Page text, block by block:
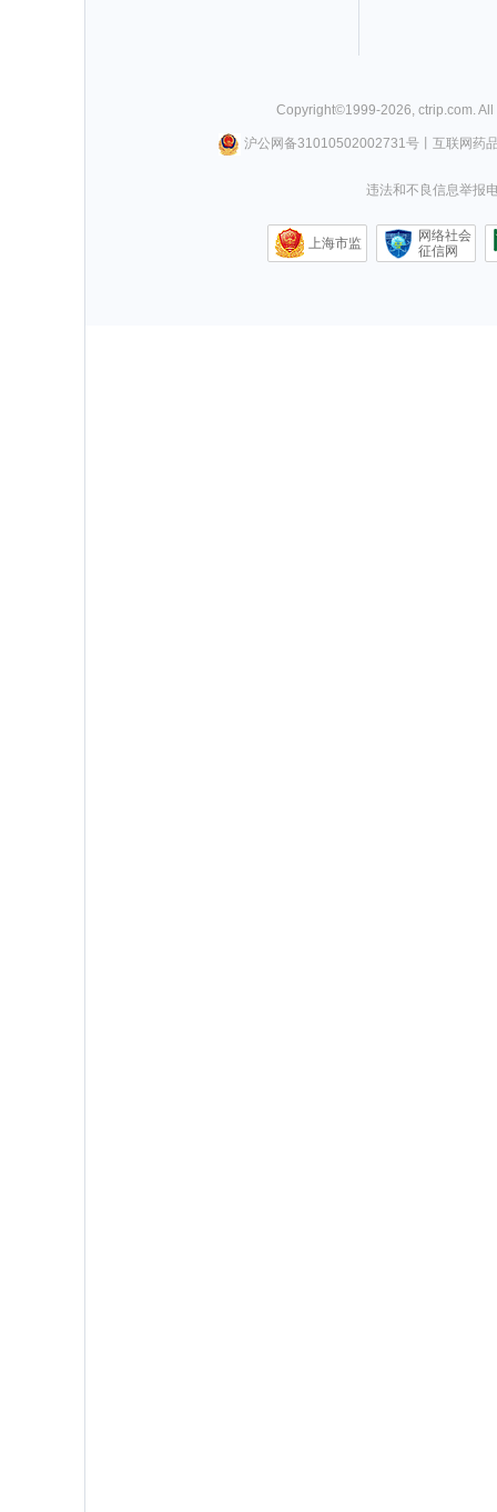
Copyright©1999-2026 ctrip.com .
沪公网备31010502002731号丨 互联网药
违法和不良信息举报
上海市监
网络社会
征信网